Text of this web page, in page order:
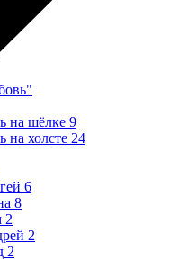
на шёлке 9
на холсте 24
6
8
2
2
2